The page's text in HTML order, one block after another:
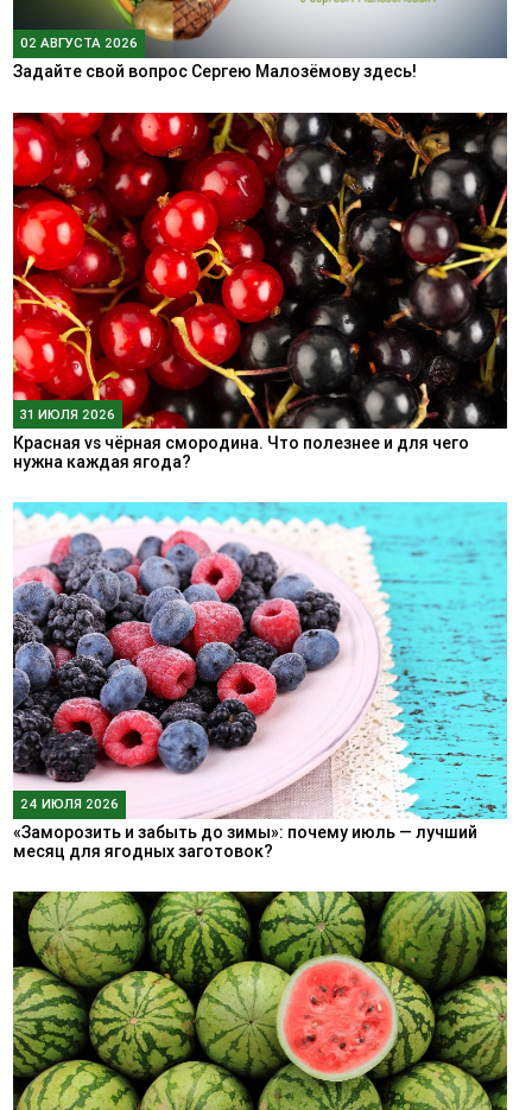
02 АВГУСТА 2026
Задайте свой вопрос Сергею Малозёмову здесь!
31 ИЮЛЯ 2026
Красная vs чёрная смородина. Что полезнее и для чего
нужна каждая ягода?
24 ИЮЛЯ 2026
«Заморозить и забыть до зимы»: почему июль — лучший
месяц для ягодных заготовок?